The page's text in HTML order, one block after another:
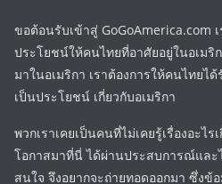
ขอต้อนรับเข้าสู่ GoGoAmerica.com
ประโยชน์ให้คนไทยที่อาศัยอยู่ในอเมริ
มาในอเมริกา เราต้องการให้คนไทยไ
เป็นประโยชน์ เกี่ยวกับอเมริกา
พวกเราเคยเป็นคนที่ไม่เคยรู้เรื่องอะไร
โอกาสมาที่นี่ ได้ผ่านประสบการณ์และ
สนใจ จึงอยากจะถ่ายทอดออกมา ซึ่งข้